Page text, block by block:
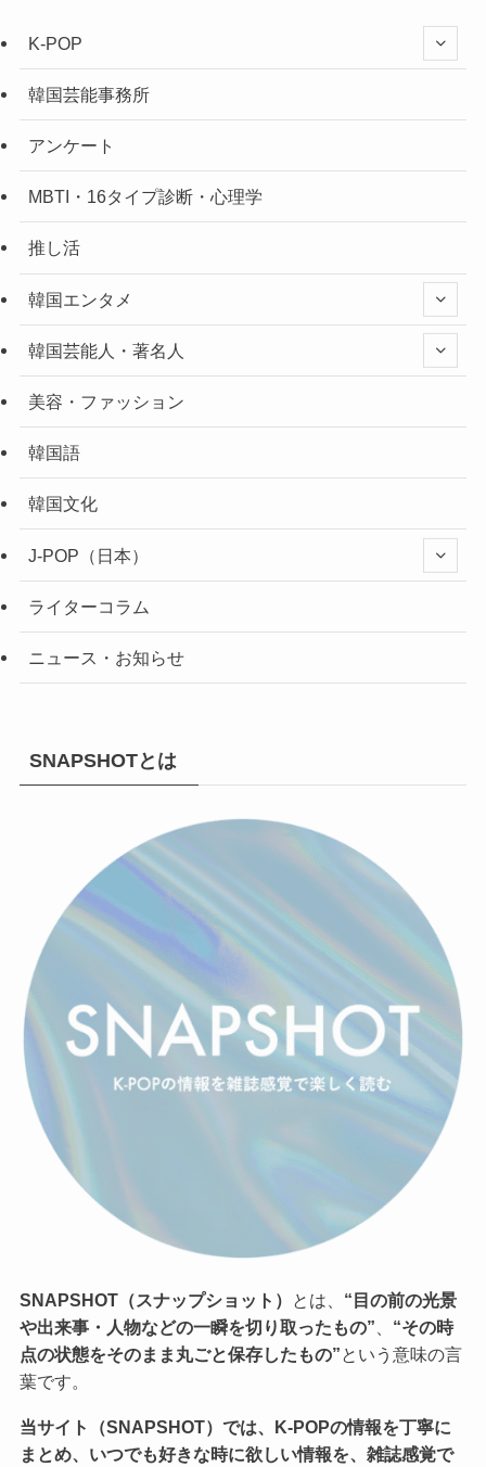
K-POP
韓国芸能事務所
アンケート
MBTI・16タイプ診断・心理学
推し活
韓国エンタメ
韓国芸能人・著名人
美容・ファッション
韓国語
韓国文化
J-POP（日本）
ライターコラム
ニュース・お知らせ
SNAPSHOTとは
SNAPSHOT（スナップショット） とは、 “目の前の光景
や出来事・人物などの一瞬を切り取ったもの”
“その時
点の状態をそのまま丸ごと保存したもの”という意味の言
葉です。
当サイト（SNAPSHOT）では、K-POPの情報を丁寧に
まとめ、いつでも好きな時に欲しい情報を、雑誌感覚で